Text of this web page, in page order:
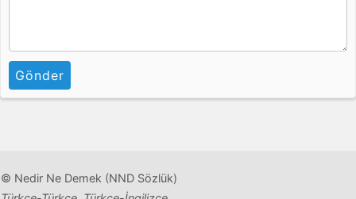
Gönder
© Nedir Ne Demek (NND Sözlük)